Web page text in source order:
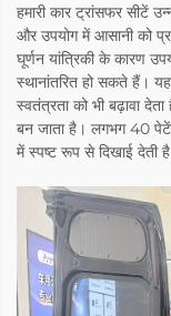
हमारी कार ट्रांसफर सीटें
और उपयोग में आसानी को
घूर्णन यांत्रिकी के कारण
स्थानांतरित हो सकते हैं।
स्वतंत्रता को भी बढ़ावा
बन जाता है। लगभग 40
में स्पष्ट रूप से दिखाई देती